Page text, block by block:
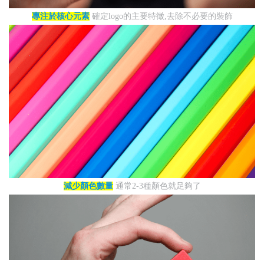
專注於核心元素確定logo的主要特徵,去除不必要的裝飾
減少顏色數量通常2-3種顏色就足夠了